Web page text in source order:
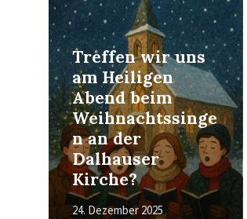
Treffen wir uns
am Heiligen
Abend beim
Weihnachtssinge
n an der
Dalhauser
Kirche?
24. Dezember 2025